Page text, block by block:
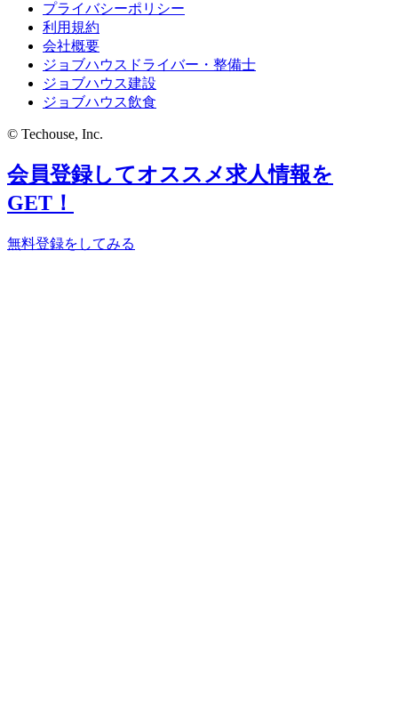
プライバシーポリシー
利用規約
会社概要
ジョブハウスドライバー・整備士
ジョブハウス建設
ジョブハウス飲食
© Techouse, Inc.
会員登録してオススメ求人情報を
GET！
無料登録をしてみる